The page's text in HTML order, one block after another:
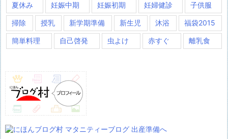
夏休み 妊娠中期 妊娠初期 妊婦健診 子供服
掃除 授乳 新学期準備 新生児 沐浴 福袋2015
簡単料理 自己啓発 虫よけ 赤すぐ 離乳食